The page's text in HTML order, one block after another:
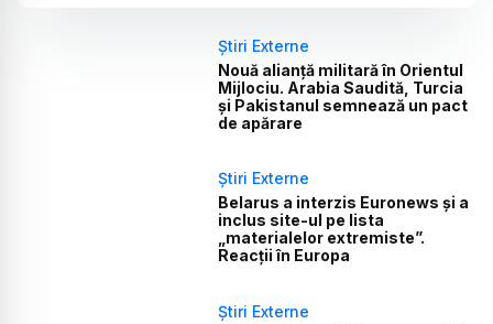
Știri Externe
Nouă alianță militară în Orientul
Mijlociu. Arabia Saudită, Turcia
și Pakistanul semnează un pact
de apărare
Știri Externe
Belarus a interzis Euronews și a
inclus site-ul pe lista
„materialelor extremiste”.
Reacții în Europa
Știri Externe